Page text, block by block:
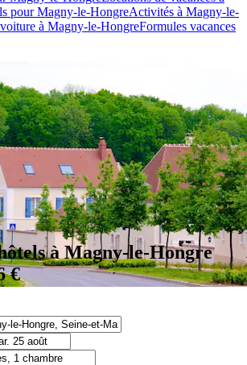
pour Magny-le-HongreActivités à Magny-le-
à Magny-le-HongreFormules vacances
à Magny-le-Hongre
€